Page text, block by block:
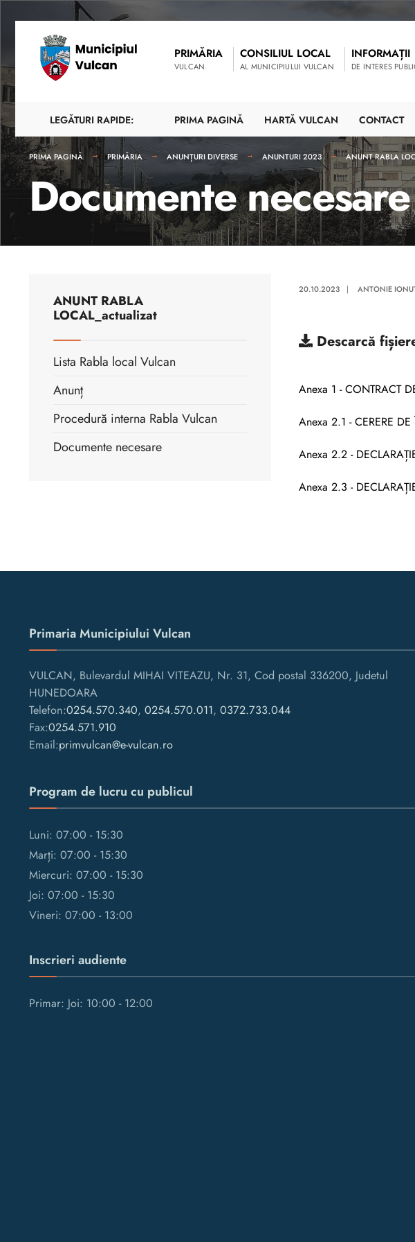
PRIMĂRIA
VULCAN
CONSILIUL LOCAL
AL MUNICIPIULUI VULCAN
INFORMAȚII
DE INTERES
LEGĂTURI RAPIDE: PRIMA PAGINĂ HARTĂ VULCAN CONTACT
PRIMA PAGINĂ PRIMĂRIA ANUNȚURI DIVERSE ANUNTURI 2023 ANUNT RABLA
Documente necesare
20.10.2023 | ANTONIE
Descarcă
Anexa 1 - CONTRACT
Anexa 2.1 - CERERE
Anexa 2.2 -
Anexa 2.3 -
ANUNT RABLA
LOCAL_actualizat
Lista Rabla local Vulcan
Anunț
Procedură interna Rabla Vulcan
Documente necesare
Primaria Municipiului Vulcan
VULCAN, Bulevardul MIHAI VITEAZU, Nr. 31, Cod postal 336200, Judetul
HUNEDOARA
Telefon:0254.570.340, 0254.570.011, 0372.733.044
Fax:0254.571.910
Email:primvulcan@e-vulcan.ro
Program de lucru cu publicul
Luni: 07:00 - 15:30
Marți: 07:00 - 15:30
Miercuri: 07:00 - 15:30
Joi: 07:00 - 15:30
Vineri: 07:00 - 13:00
Inscrieri audiente
Primar: Joi: 10:00 - 12:00